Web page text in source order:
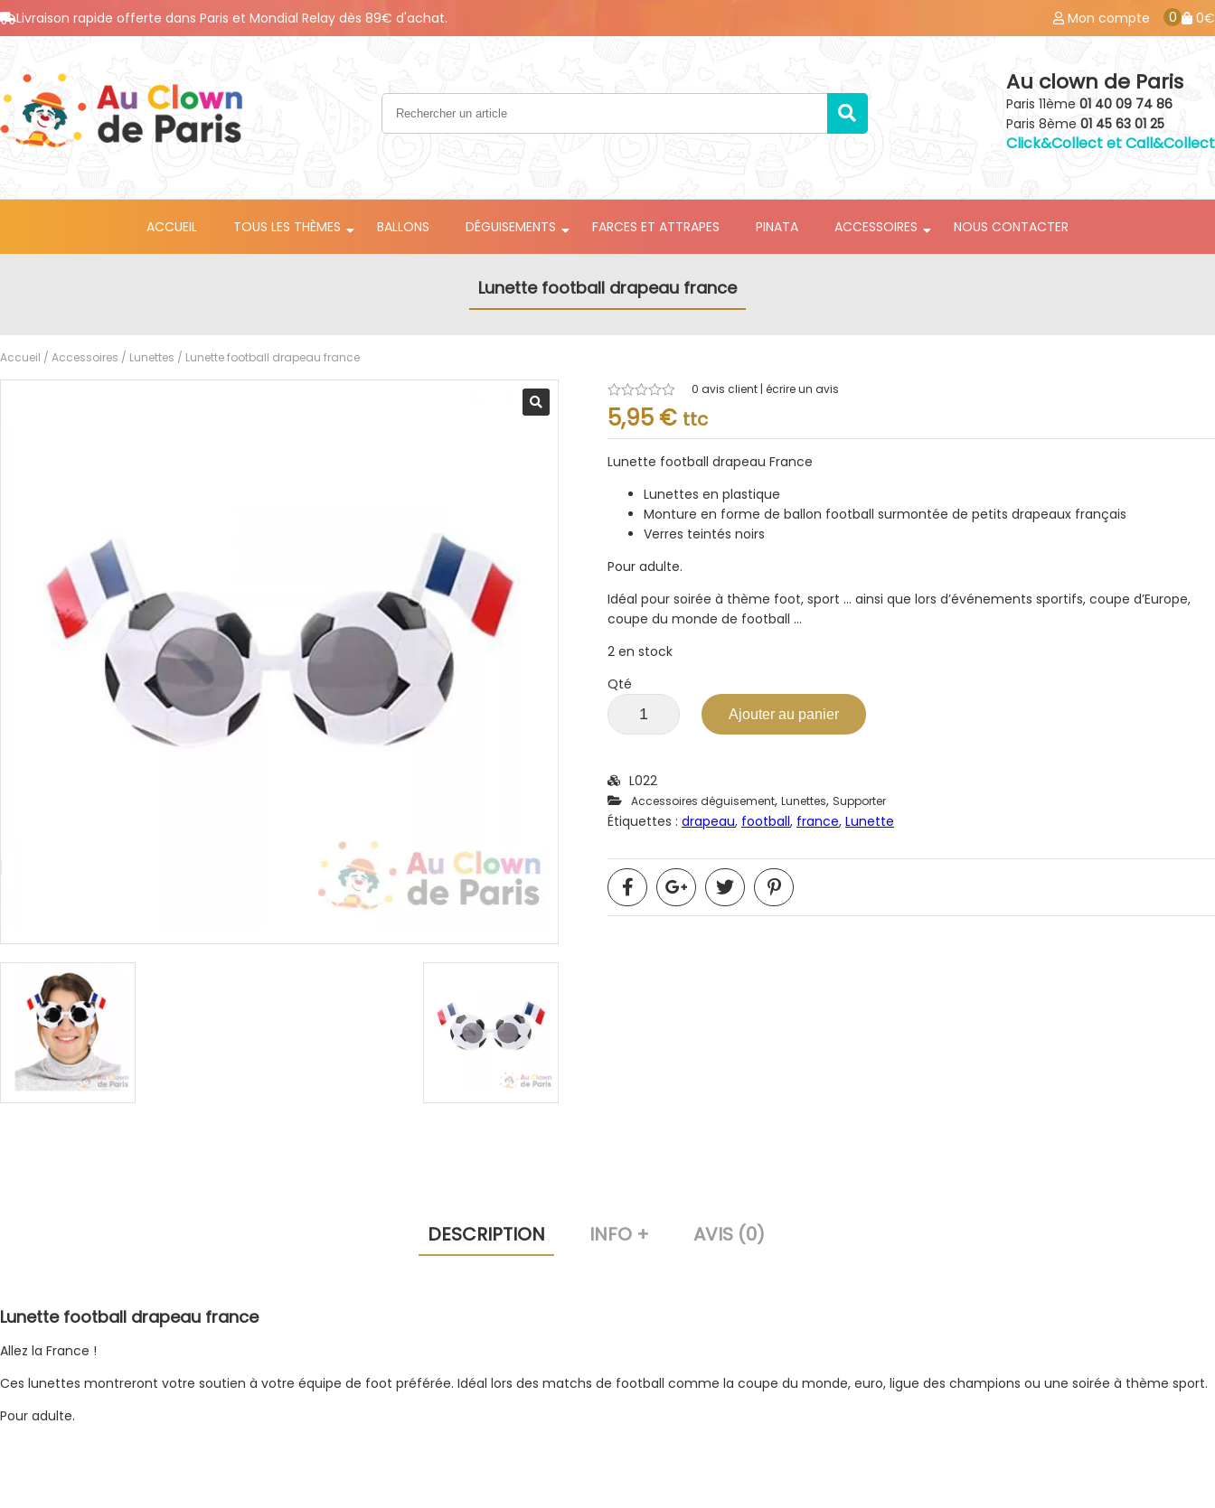
Livraison rapide offerte dans Paris et Mondial Relay dès 89€ d'achat. Mon compte 0 0€
Au clown de Paris
Paris 11ème 01 40 09 74 86
Paris 8ème 01 45 63 01 25
Click&Collect et Call&Collect
ACCUEIL TOUS LES THÈMES BALLONS DÉGUISEMENTS FARCES ET ATTRAPES PINATA ACCESSOIRES NOUS CONTACTER
Lunette football drapeau france
Accueil / Accessoires / Lunettes / Lunette football drapeau france
Note
0.001
0 avis client | écrire un avis
5,95 € ttc
Lunette football drapeau France
Lunettes en plastique
Monture en forme de ballon football surmontée de petits drapeaux français
Verres teintés noirs
Pour adulte.
Idéal pour soirée à thème foot, sport … ainsi que lors d’événements sportifs, coupe d’Europe,
coupe du monde de football …
2 en stock
Qté
Ajouter au panier
L022
Accessoires déguisement, Lunettes, Supporter
Étiquettes : drapeau, football, france, Lunette
DESCRIPTION INFO + AVIS (0)
Lunette football drapeau france
Allez la France !
Ces lunettes montreront votre soutien à votre équipe de foot préférée. Idéal lors des matchs de football comme la coupe du monde, euro, ligue des champions ou une soirée à thème sport.
Pour adulte.